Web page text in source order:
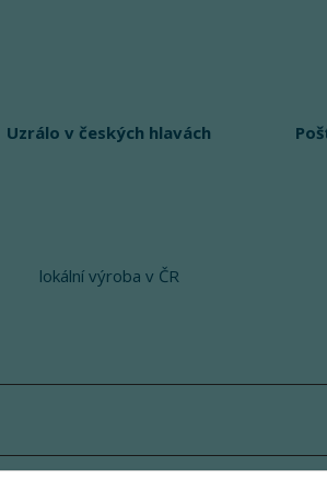
Uzrálo v českých hlavách
lokální výroba v ČR